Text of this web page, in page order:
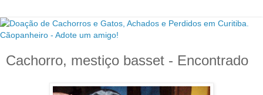
Cachorro, mestiço basset - Encontrado